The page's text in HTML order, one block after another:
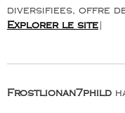
diversifiees, offre
Explorer le site
Frostlionan7phild